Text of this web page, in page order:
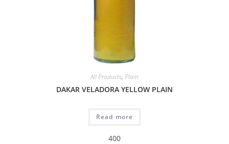
All Products, Plain
DAKAR VELADORA YELLOW PLAIN
Read more
400